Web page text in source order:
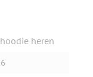
heren